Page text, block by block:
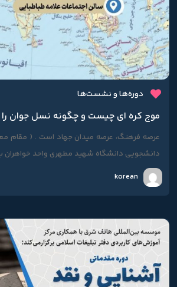
دوره‌ها و نشست‌ها
موج کره ای چیست و چگونه نسل جوان را
عرصه فرهنگ، عرصه میدان جهاد است . ( مقام
دانشجویی دانشگاه شهید مطهری واحد خواهران
korean